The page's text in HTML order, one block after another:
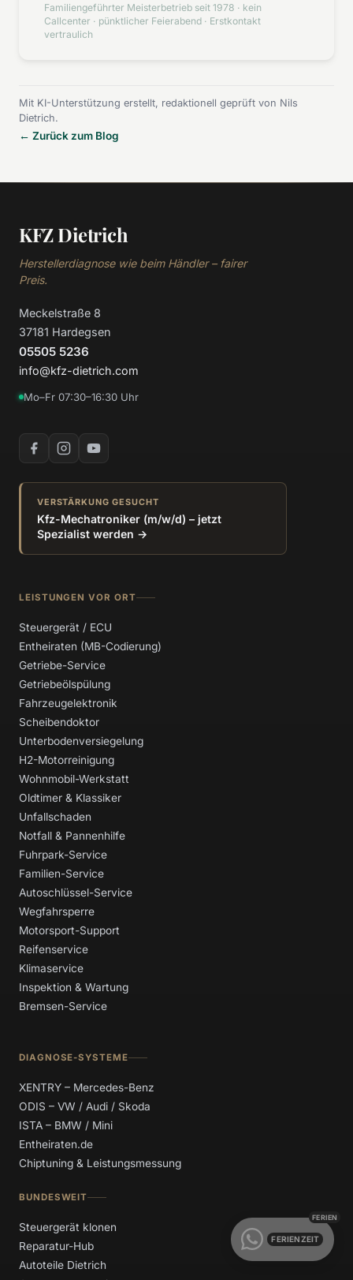
Familiengeführter Meisterbetrieb seit 1978 · kein
Callcenter · pünktlicher Feierabend · Erstkontakt
vertraulich
Mit KI-Unterstützung erstellt, redaktionell geprüft von Nils
Dietrich.
← Zurück zum Blog
KFZ Dietrich
Herstellerdiagnose wie beim Händler – fairer
Preis.
Meckelstraße 8
37181 Hardegsen
05505 5236
info@kfz-dietrich.com
Mo–Fr 07:30–16:30 Uhr
VERSTÄRKUNG GESUCHT
Kfz-Mechatroniker (m/w/d) – jetzt
Spezialist werden →
LEISTUNGEN VOR ORT
Steuergerät / ECU
Entheiraten (MB-Codierung)
Getriebe-Service
Getriebeölspülung
Fahrzeugelektronik
Scheibendoktor
Unterbodenversiegelung
H2-Motorreinigung
Wohnmobil-Werkstatt
Oldtimer & Klassiker
Unfallschaden
Notfall & Pannenhilfe
Fuhrpark-Service
Familien-Service
Autoschlüssel-Service
Wegfahrsperre
Motorsport-Support
Reifenservice
Klimaservice
Inspektion & Wartung
Bremsen-Service
DIAGNOSE-SYSTEME
XENTRY – Mercedes-Benz
ODIS – VW / Audi / Skoda
ISTA – BMW / Mini
Entheiraten.de
Chiptuning & Leistungsmessung
BUNDESWEIT
Steuergerät klonen
Reparatur-Hub
Autoteile Dietrich
FERIENZEIT